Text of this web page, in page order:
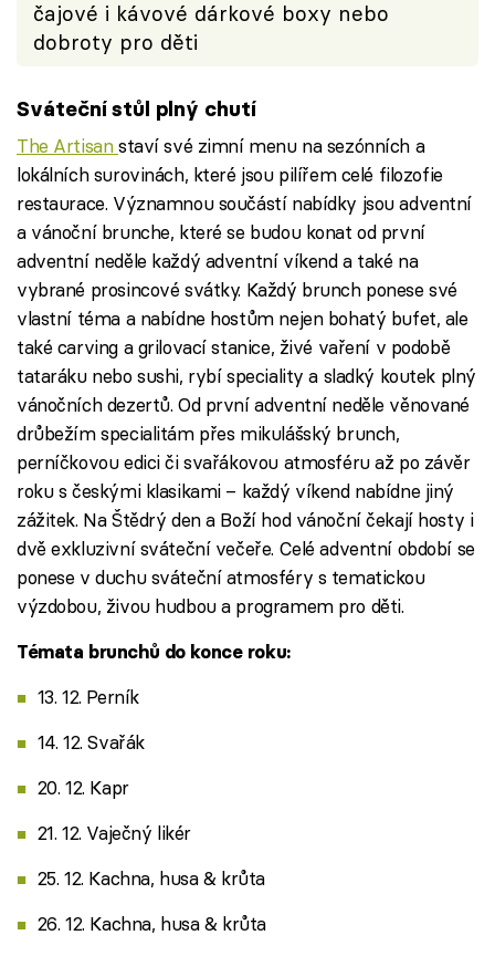
čajové i kávové dárkové boxy nebo
dobroty pro děti
Sváteční stůl plný chutí
The Artisanstaví své zimní menu na sezónních a
lokálních surovinách, které jsou pilířem celé filozofie
restaurace. Významnou součástí nabídky jsou adventní
a vánoční brunche, které se budou konat od první
adventní neděle každý adventní víkend a také na
vybrané prosincové svátky. Každý brunch ponese své
vlastní téma a nabídne hostům nejen bohatý bufet, ale
také carving a grilovací stanice, živé vaření v podobě
tataráku nebo sushi, rybí speciality a sladký koutek plný
vánočních dezertů. Od první adventní neděle věnované
drůbežím specialitám přes mikulášský brunch,
perníčkovou edici či svařákovou atmosféru až po závěr
roku s českými klasikami – každý víkend nabídne jiný
zážitek. Na Štědrý den a Boží hod vánoční čekají hosty i
dvě exkluzivní sváteční večeře. Celé adventní období se
ponese v duchu sváteční atmosféry s tematickou
výzdobou, živou hudbou a programem pro děti.
Témata brunchů do konce roku:
13. 12. Perník
14. 12. Svařák
20. 12. Kapr
21. 12. Vaječný likér
25. 12. Kachna, husa & krůta
26. 12. Kachna, husa & krůta